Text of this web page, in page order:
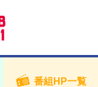
番組HP一覧